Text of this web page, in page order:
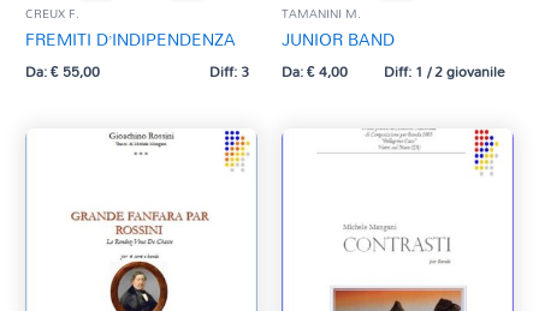
CREUX F.
FREMITI D’INDIPENDENZA
Da:€55,00 Diff: 3
TAMANINI M.
JUNIOR BAND
Da:€4,00 Diff: 1 / 2 giovanile